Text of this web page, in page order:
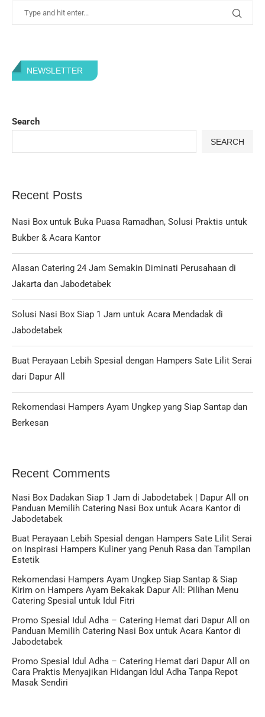
NEWSLETTER
Search
SEARCH
Recent Posts
Nasi Box untuk Buka Puasa Ramadhan, Solusi Praktis untuk
Bukber & Acara Kantor
Alasan Catering 24 Jam Semakin Diminati Perusahaan di
Jakarta dan Jabodetabek
Solusi Nasi Box Siap 1 Jam untuk Acara Mendadak di
Jabodetabek
Buat Perayaan Lebih Spesial dengan Hampers Sate Lilit Serai
dari Dapur All
Rekomendasi Hampers Ayam Ungkep yang Siap Santap dan
Berkesan
Recent Comments
Nasi Box Dadakan Siap 1 Jam di Jabodetabek | Dapur All
on
Panduan Memilih Catering Nasi Box untuk Acara Kantor di
Jabodetabek
Buat Perayaan Lebih Spesial dengan Hampers Sate Lilit Serai
on Inspirasi Hampers Kuliner yang Penuh Rasa dan Tampilan
Estetik
Rekomendasi Hampers Ayam Ungkep Siap Santap & Siap
Kirim on Hampers Ayam Bekakak Dapur All: Pilihan Menu
Catering Spesial untuk Idul Fitri
Promo Spesial Idul Adha – Catering Hemat dari Dapur All
on
Panduan Memilih Catering Nasi Box untuk Acara Kantor di
Jabodetabek
Promo Spesial Idul Adha – Catering Hemat dari Dapur All
on
Cara Praktis Menyajikan Hidangan Idul Adha Tanpa Repot
Masak Sendiri